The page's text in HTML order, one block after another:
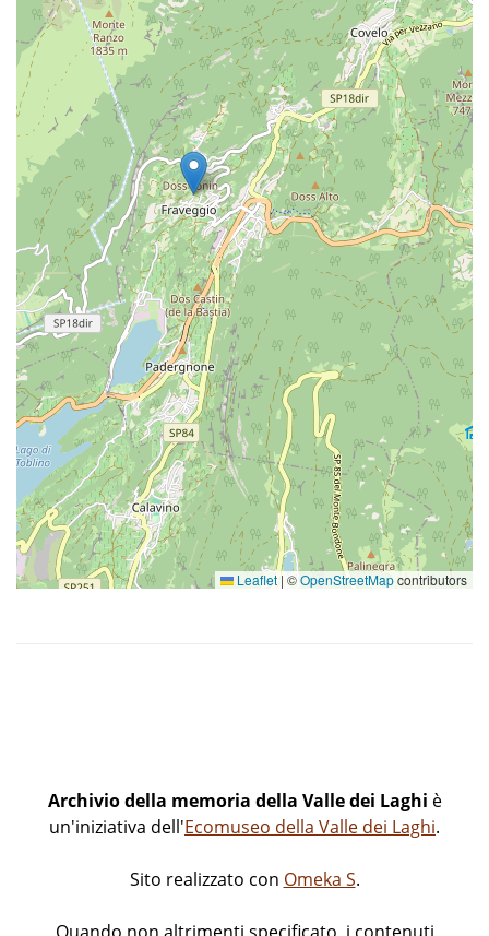
Mezza macina dei "Nocènti"
Leaflet| ©OpenStreetMapcontributors
Archivio della memoria della Valle dei Laghi è
un'iniziativa dell'Ecomuseo della Valle dei Laghi.
Sito realizzato con Omeka S.